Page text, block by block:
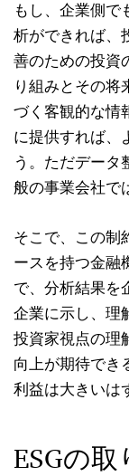
もし、企業側で
析ができれば、
善のための投資
り組みとその将
づく客観的な情
に提供すれば、
う。ただデータ
般の事業会社で
そこで、この制
ースを持つ⾦融
で、分析結果を
企業に⽰し、理
投資家視点の理
向上が期待でき
利益は⼤きいは
ESGの